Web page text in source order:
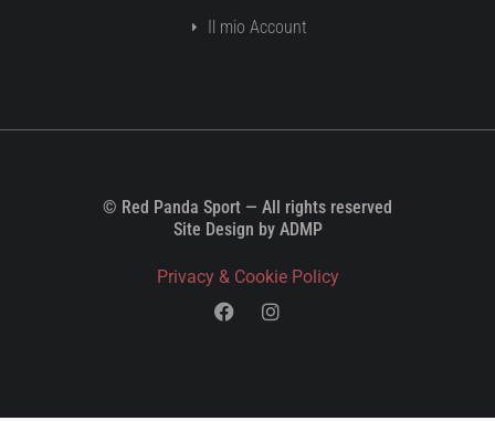
Il mio Account
© Red Panda Sport — All rights reserved
Site Design by ADMP
Privacy & Cookie Policy